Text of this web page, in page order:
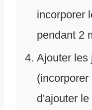
incorporer
pendant 2
Ajouter les
d'ajouter le